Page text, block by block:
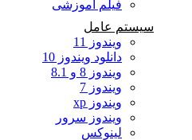
فیلم آموزشی
سیستم عامل
ویندوز 11
دانلود ویندوز 10
ویندوز 8 و 8.1
ویندوز 7
ویندوز xp
ویندوز سرور
لینوکس